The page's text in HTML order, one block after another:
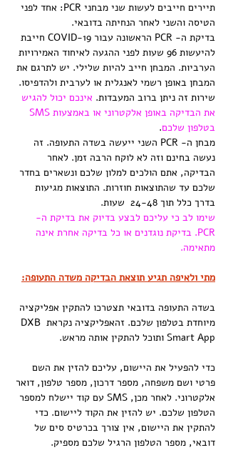
תיירים חייבים לעשות שני מבחני PCR: אחד לפני
הטיסה והשני לאחר הנחיתה בדובאי.
בדיקת ה- PCR הראשונה עבור COVID-19 חייבת
להיעשות 96 שעות לפני ההגעה לאיחוד האמירויות
הערביות. המבחן חייב להיות שלילי. יש לתרגם את
המבחן באופן רשמי לאנגלית או לערבית ולהדפיסו.
שירות זה ניתן ברוב המעבדות. אינכם יכול להגיש
בטלפון שלכם.
מבחן ה- PCR השני ייעשה בשדה התעופה. זה
נעשה בחינם וזה לא לוקח הרבה זמן. לאחר
הבדיקה, אתם הולכים למלון שלכם ונשארים בחדר
שלכם עד שהתוצאות חוזרות. התוצאות מגיעות
בדרך כלל תוך 24-48  שעות.
שימו לב כי עליכם לבצע בדיוק את בדיקת ה-
PCR. בדיקת נוגדנים או כל בדיקה אחרת אינה
מתאימה.
מתי ולאיפה תגיע תוצאת הבדיקה משדה התעופה:
בשדה התעופה בדובאי תצטרכו להתקין אפליקציה
מיוחדת בטלפון שלכם. זהאפליקציה נקראת DXB
Smart App ותוכל להתקין אותה מראש.
כדי להפעיל את היישום, עליכם להזין את השם
פרטי ושם משפחה, מספר דרכון, מספר טלפון, דואר
אלקטרוני. לאחר מכן, SMS עם קוד יישלח למספר
הטלפון שלכם. יש להזין את הקוד ליישום. כדי
להתקין את היישום, אין צורך בכרטיס סים של
דובאי, מספר הטלפון הרגיל שלכם מספיק.